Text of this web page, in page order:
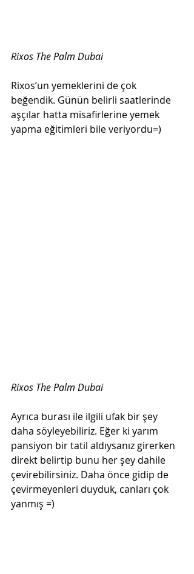
Rixos The Palm Dubai
Rixos’un yemeklerini de çok
beğendik. Günün belirli saatlerinde
aşçılar hatta misafirlerine yemek
yapma eğitimleri bile veriyordu=)
Rixos The Palm Dubai
Ayrıca burası ile ilgili ufak bir şey
daha söyleyebiliriz. Eğer ki yarım
pansiyon bir tatil aldıysanız girerken
direkt belirtip bunu her şey dahile
çevirebilirsiniz. Daha önce gidip de
çevirmeyenleri duyduk, canları çok
yanmış =)